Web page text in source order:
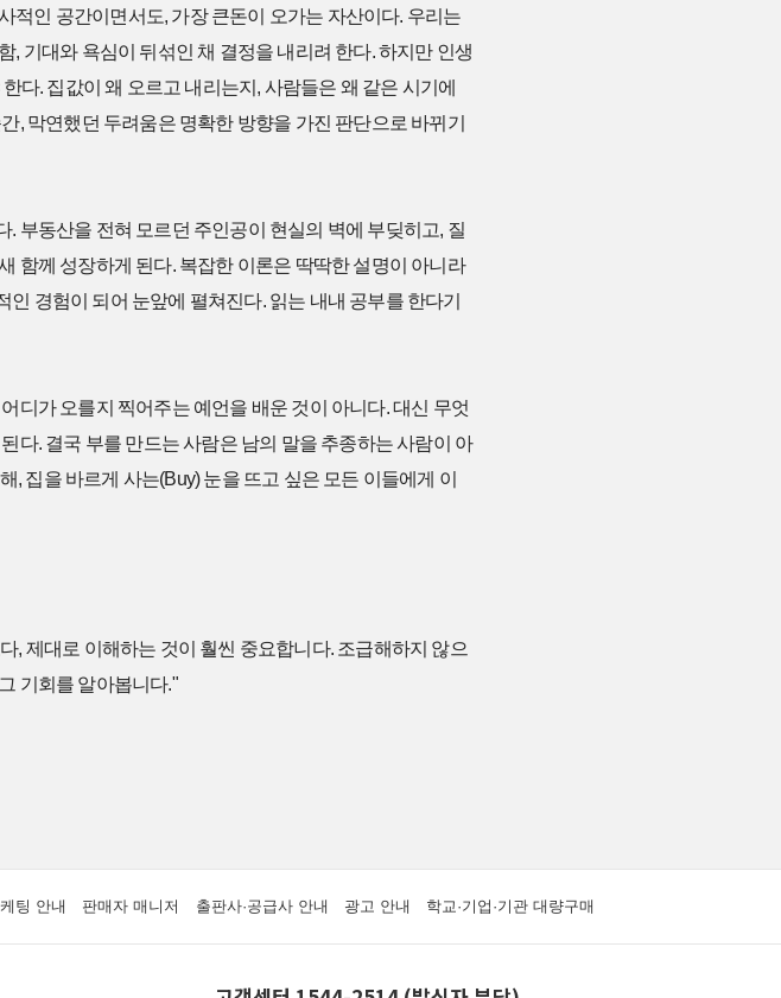
적인 공간이면서도, 가장 큰돈이 오가는 자산이다. 우리는
기대와 욕심이 뒤섞인 채 결정을 내리려 한다. 하지만 인생
다. 집값이 왜 오르고 내리는지, 사람들은 왜 같은 시기에
, 막연했던 두려움은 명확한 방향을 가진 판단으로 바뀌기
부동산을 전혀 모르던 주인공이 현실의 벽에 부딪히고, 질
함께 성장하게 된다. 복잡한 이론은 딱딱한 설명이 아니라
경험이 되어 눈앞에 펼쳐진다. 읽는 내내 공부를 한다기
디가 오를지 찍어주는 예언을 배운 것이 아니다. 대신 무엇
다. 결국 부를 만드는 사람은 남의 말을 추종하는 사람이 아
집을 바르게 사는(Buy) 눈을 뜨고 싶은 모든 이들에게 이
, 제대로 이해하는 것이 훨씬 중요합니다. 조급해하지 않으
기회를 알아봅니다."
팅 안내 판매자 매니저 출판사·공급사 안내 광고 안내 학교·기업·기관 대량구매